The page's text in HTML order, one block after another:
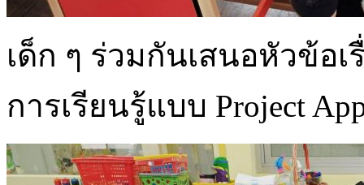
เด็ก ๆ ร่วมกันเสนอหัวข้อเ
การเรียนรู้แบบ Project